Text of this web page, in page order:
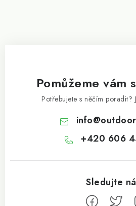
Pomůžeme vám
Potřebujete s něčím poradit?
info@
+420 606